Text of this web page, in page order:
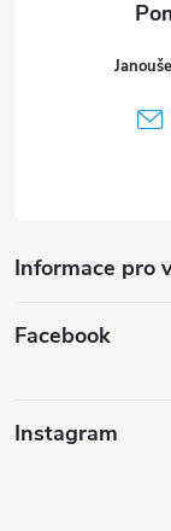
Informace pro
Facebook
Instagram